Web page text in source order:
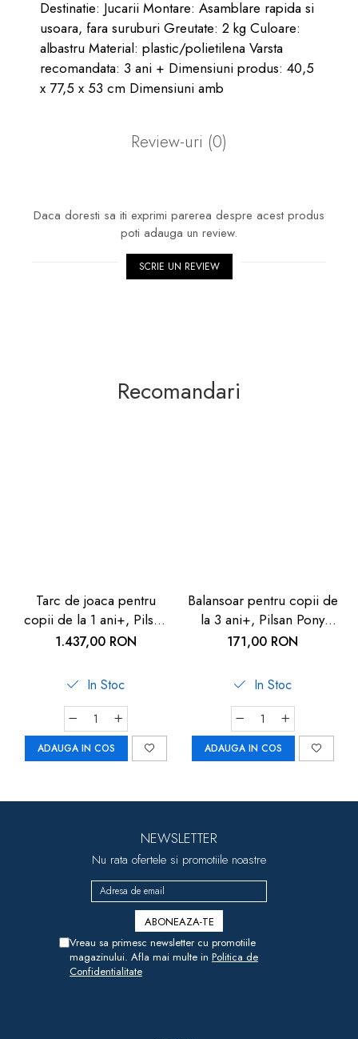
Destinatie: Jucarii Montare: Asamblare rapida si
usoara, fara suruburi Greutate: 2 kg Culoare:
albastru Material: plastic/polietilena Varsta
recomandata: 3 ani + Dimensiuni produs: 40,5
x 77,5 x 53 cm Dimensiuni amb
Review-uri (0)
Daca doresti sa iti exprimi parerea despre acest produs
poti adauga un review.
SCRIE UN REVIEW
Recomandari
Tarc de joaca pentru
copii de la 1 ani+, Pilsan
Playgroun Fence
1.437,00 RON
In Stoc
ADAUGA IN COS
Balansoar pentru copii de
la 3 ani+, Pilsan Pony
Horse
171,00 RON
In Stoc
ADAUGA IN COS
NEWSLETTER
Nu rata ofertele si promotiile noastre
Vreau sa primesc newsletter cu promotiile
magazinului. Afla mai multe in Politica de
Confidentialitate